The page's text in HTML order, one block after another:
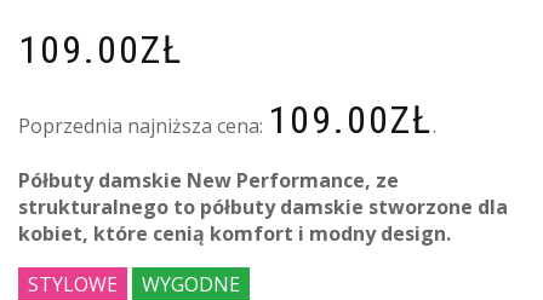
109.00ZŁ
Poprzednia najniższa cena: 109.00ZŁ.
Półbuty damskie New Performance, ze
strukturalnego to półbuty damskie stworzone dla
kobiet, które cenią komfort i modny design.
STYLOWE
WYGODNE